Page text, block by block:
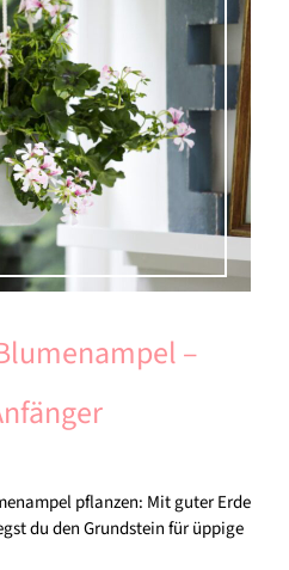
–
pflanzen: Mit guter Erde
du den Grundstein für üppige